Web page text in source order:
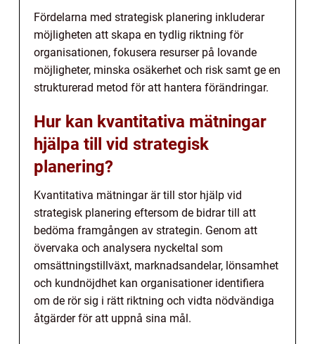
Fördelarna med strategisk planering inkluderar
möjligheten att skapa en tydlig riktning för
organisationen, fokusera resurser på lovande
möjligheter, minska osäkerhet och risk samt ge en
strukturerad metod för att hantera förändringar.
Hur kan kvantitativa mätningar
hjälpa till vid strategisk
planering?
Kvantitativa mätningar är till stor hjälp vid
strategisk planering eftersom de bidrar till att
bedöma framgången av strategin. Genom att
övervaka och analysera nyckeltal som
omsättningstillväxt, marknadsandelar, lönsamhet
och kundnöjdhet kan organisationer identifiera
om de rör sig i rätt riktning och vidta nödvändiga
åtgärder för att uppnå sina mål.